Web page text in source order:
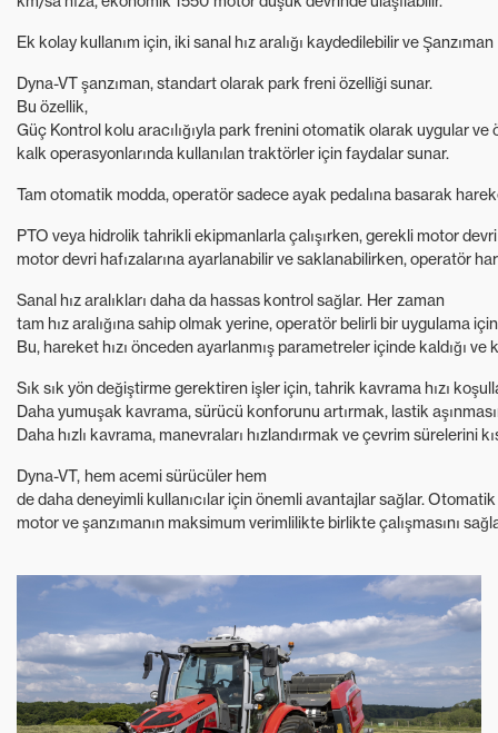
Ek kolay kullanım için, iki sanal hız aralığı kaydedilebilir ve
Dyna-VT şanzıman, standart olarak park freni özelliği sunar.
Bu özellik,
Güç Kontrol kolu aracılığıyla park frenini otomatik olarak uygular ve
kalk operasyonlarında kullanılan traktörler için faydalar sunar.
Tam otomatik modda, operatör sadece ayak pedalına basarak
PTO veya hidrolik tahrikli ekipmanlarla çalışırken, gerekli motor
motor devri hafızalarına ayarlanabilir ve saklanabilirken, operatör
Sanal hız aralıkları daha da hassas kontrol sağlar. Her zaman
tam hız aralığına sahip olmak yerine, operatör belirli bir uygulama
Bu, hareket hızı önceden ayarlanmış parametreler içinde kaldığı
Sık sık yön değiştirme gerektiren işler için, tahrik kavrama hızı
Daha yumuşak kavrama, sürücü konforunu artırmak, lastik
Daha hızlı kavrama, manevraları hızlandırmak ve çevrim sürelerini
Dyna-VT, hem acemi sürücüler hem
de daha deneyimli kullanıcılar için önemli avantajlar sağlar. Otomatik
motor ve şanzımanın maksimum verimlilikte birlikte çalışmasını